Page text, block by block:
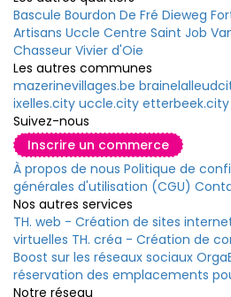
Bascule Bourdon De Fré Dieweg
Artisans Uccle Centre Saint Job
Chasseur Vivier d'Oie
Les autres communes
mazerinevillages.be
ixelles.city uccle.city etterbeek.city
Suivez-nous
Inscrire un commerce
À propos de nous Politique de
générales d'utilisation (CGU)
Nos autres services
TH. web - Création de sites
virtuelles TH. créa - Création de
Boost sur les réseaux sociaux
réservation des emplacements
Notre réseau